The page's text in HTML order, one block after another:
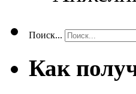
Поиск...
Как